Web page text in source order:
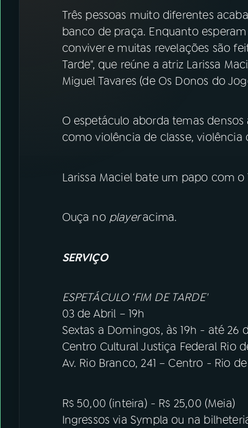
ACOMPANHE A RÁDIO NACIONAL
YouTube Facebook
Instagram X
Três pessoas muito diferentes
banco de praça. Enquanto
conviver e muitas revelações são
Tarde", que reúne a atriz Larissa
Miguel Tavares (de Os Donos do
O espetáculo aborda temas
como violência de classe,
Larissa Maciel bate um papo com o
Ouça no playeracima.
SERVIÇO
ESPETÁCULO ‘FIM DE TARDE'
03 de Abril – 19h
Sextas a Domingos, às 19h - até 26
Centro Cultural Justiça Federal Rio
Av. Rio Branco, 241 – Centro - Rio
R$ 50,00 (inteira) - R$ 25,00 (Meia)
Ingressos via Sympla ou na